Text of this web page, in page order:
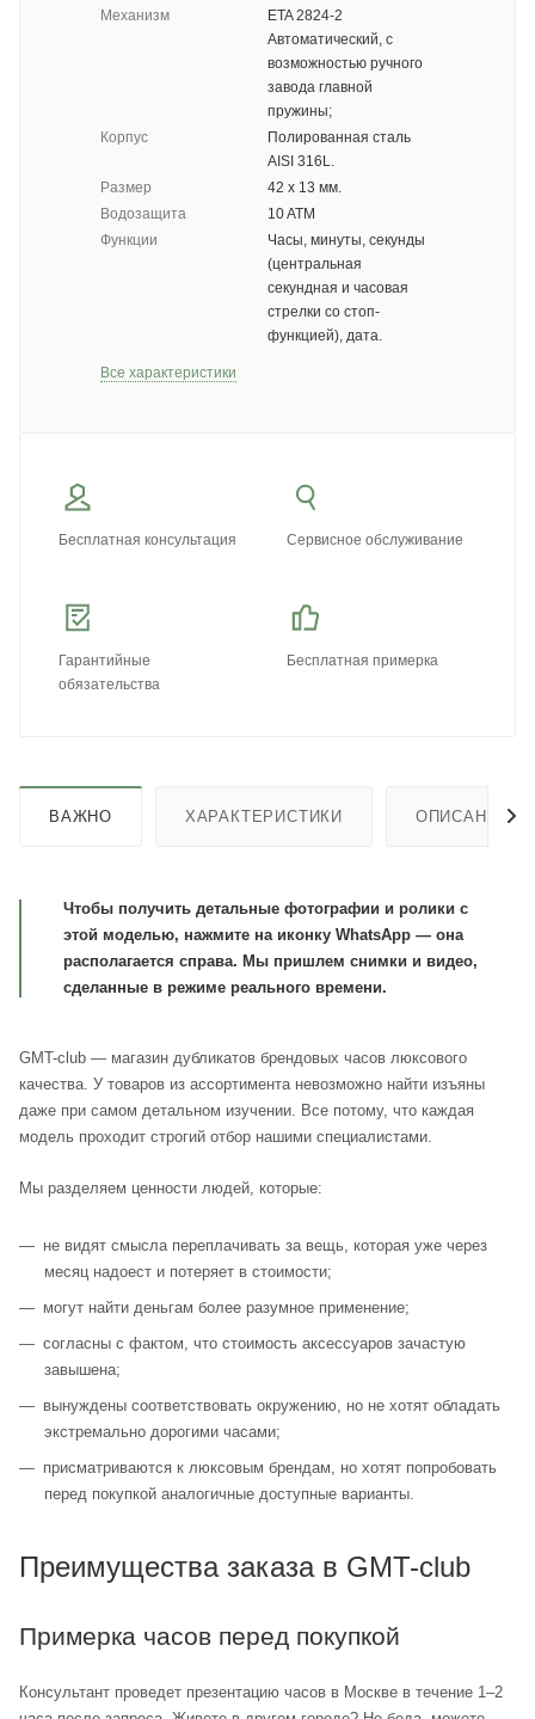
Механизм
ETA 2824-2
Автоматический, с
возможностью ручного
завода главной
пружины;
Корпус
Полированная сталь
AISI 316L.
Размер
42 х 13 мм.
Водозащита
10 ATM
Функции
Часы, минуты, секунды
(центральная
секундная и часовая
стрелки со стоп-
функцией), дата.
Все характеристики
Бесплатная консультация Сервисное обслуживание
Гарантийные
обязательства
Бесплатная примерка
ВАЖНО ХАРАКТЕРИСТИКИ ОПИСАНИЕ
Чтобы получить детальные фотографии и ролики с
этой моделью, нажмите на иконку WhatsApp — она
располагается справа. Мы пришлем снимки и видео,
сделанные в режиме реального времени.
GMT-club — магазин дубликатов брендовых часов люксового
качества. У товаров из ассортимента невозможно найти изъяны
даже при самом детальном изучении. Все потому, что каждая
модель проходит строгий отбор нашими специалистами.
Мы разделяем ценности людей, которые:
не видят смысла переплачивать за вещь, которая уже через
месяц надоест и потеряет в стоимости;
могут найти деньгам более разумное применение;
согласны с фактом, что стоимость аксессуаров зачастую
завышена;
вынуждены соответствовать окружению, но не хотят обладать
экстремально дорогими часами;
присматриваются к люксовым брендам, но хотят попробовать
перед покупкой аналогичные доступные варианты.
Преимущества заказа в GMT-club
Примерка часов перед покупкой
Консультант проведет презентацию часов в Москве в течение 1–2